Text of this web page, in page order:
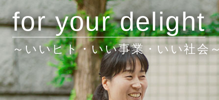
for your delight
～いいヒト・いい事業・いい社会